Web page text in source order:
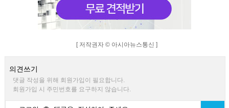
[ 저작권자 © 아시아뉴스통신 ]
의견쓰기
댓글 작성을 위해 회원가입이 필요합니다.
회원가입 시 주민번호를 요구하지 않습니다.